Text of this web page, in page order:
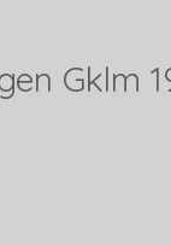
Gklm